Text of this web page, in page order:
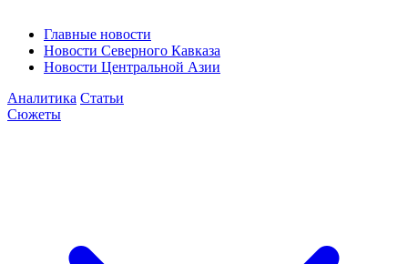
Главные новости
Новости Северного Кавказа
Новости Центральной Азии
Аналитика Статьи
Сюжеты